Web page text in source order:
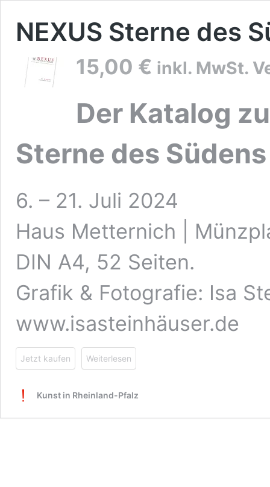
NEXUS Sterne des
15,00 € inkl. MwSt.
Der Katalog
Sterne des Südens
6. – 21. Juli 2024
Haus Metternich |
DIN A4, 52 Seiten.
Grafik & Fotografie: Isa
www.isasteinhäuser.de
Jetzt kaufen Weiterlesen
Kunst in Rheinland-Pfalz